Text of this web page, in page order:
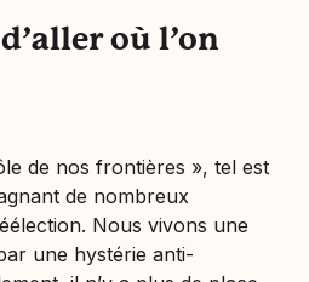
où l’on
de nos frontières », tel est
de nombreux
Nous vivons une
une hystérie anti-